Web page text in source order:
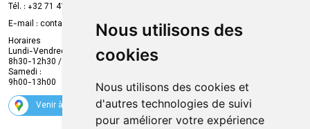
Nous utilisons des
cookies
Nous utilisons des cookies et
d'autres technologies de suivi
pour améliorer votre expérience
Tél. : +32 71 41 32 10
E-mail : contact
mvapharma.be
Horaires
Lundi-Vendredi :
8h30-12h30 / 13h30-18h30
Samedi :
9h00-13h00
Venir à la pharmacie
Compte professionnel
Envoi d’ordonnance
Suivez-nous